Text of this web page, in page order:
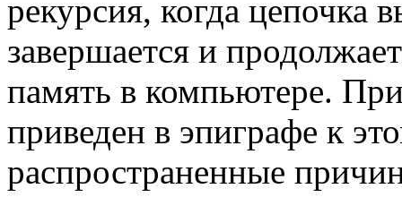
рекурсия, когда цепочка
завершается и
память в компьютере.
приведен в эпиграфе к
распространенные